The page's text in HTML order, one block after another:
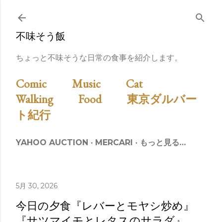
スキップしてメイン コンテンツに移動
不味そう飯
ちょっと不味そうな日常の食事を紹介します。
Comic Music
Cat
Walking
Food
東京ダルバー
ト紀行
YAHOO AUCTION MERCARI もっと見る…
5月 30, 2026
今日の夕食『レバーとモヤシ炒め』